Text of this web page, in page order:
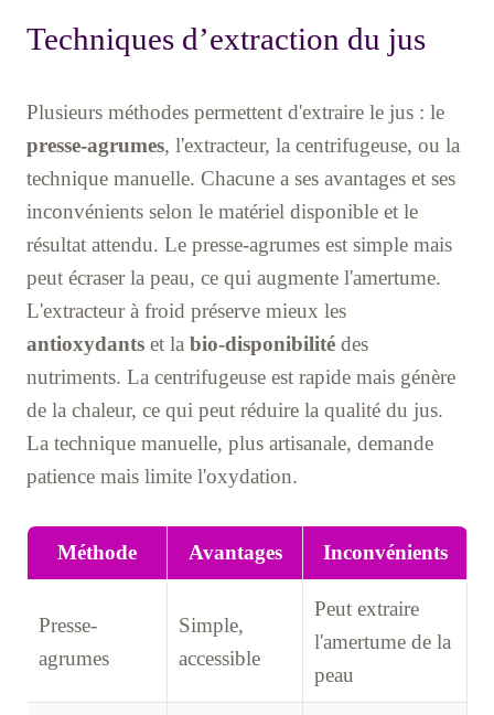
Techniques d’extraction du jus
Plusieurs méthodes permettent d'extraire le jus : le
presse-agrumes, l'extracteur, la centrifugeuse, ou la
technique manuelle. Chacune a ses avantages et ses
inconvénients selon le matériel disponible et le
résultat attendu. Le presse-agrumes est simple mais
peut écraser la peau, ce qui augmente l'amertume.
L'extracteur à froid préserve mieux les
antioxydants et la bio-disponibilité des
nutriments. La centrifugeuse est rapide mais génère
de la chaleur, ce qui peut réduire la qualité du jus.
La technique manuelle, plus artisanale, demande
patience mais limite l'oxydation.
Méthode Avantages Inconvénients
Presse-
agrumes
Simple,
accessible
Peut extraire
l'amertume de la
peau